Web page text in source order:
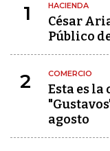
1 HACIENDA
César
Público
2 COMERCIO
Esta es
agosto